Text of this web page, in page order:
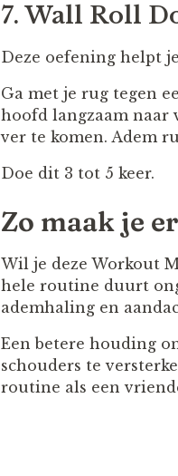
7. Wall Roll
Deze oefening helpt
Ga met je rug tegen
hoofd langzaam naar
ver te komen. Adem
Doe dit 3 tot 5 keer.
Zo maak je
Wil je deze Workout
hele routine duurt
ademhaling en
Een betere houding
schouders te
routine als een